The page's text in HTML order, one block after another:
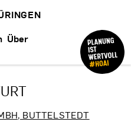
Über
BUTTELSTEDT